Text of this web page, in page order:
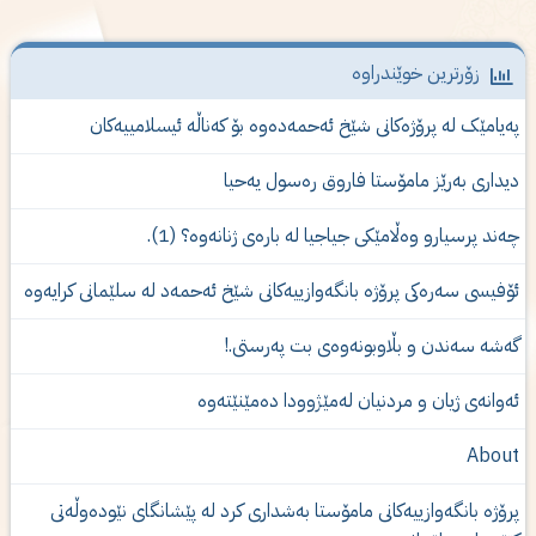
زۆرترین خوێندراوە
لە پرۆژەكانى شێخ ئەحمەدەوە بۆ کەناڵە ئیسلامییەکان
به‌رێز مامۆستا فاروق ره‌سول یه‌حیا
پرسیارو وەڵامێكی جیاجیا لە بارەی ژنانەوە؟ (1).
سەرەکی پرۆژە بانگەوازییەکانی شێخ ئەحمەد لە سلێمانی کرایەوە
سەندن و بڵاوبونەوەى بت پەرستى.!
ژیان و مردنیان له‌مێژوودا ده‌مێنێته‌وه‌
بانگەوازییەکانی مامۆستا بەشدارى كرد لە پێشانگای نێودەوڵەتی